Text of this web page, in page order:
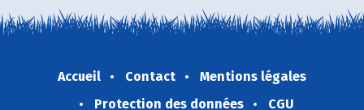
Accueil Contact
Mentions légales
Protection des données
CGU